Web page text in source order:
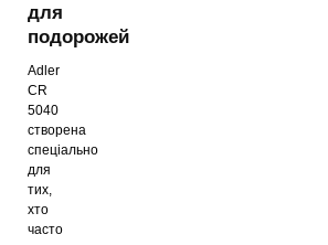
для
подорожей
Adler
CR
5040
створена
спеціально
для
тих,
хто
часто